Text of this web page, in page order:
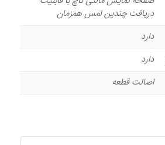
دریافت چندین لمس همزمان
دارد
دارد
اصالت قطعه